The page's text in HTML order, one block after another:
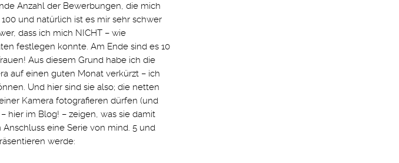
Anzahl der Bewerbungen, die mich
und natürlich ist es mir sehr schwer
dass ich mich NICHT – wie
festlegen konnte. Am Ende sind es 10
Aus diesem Grund habe ich die
auf einen guten Monat verkürzt – ich
Und hier sind sie also; die netten
Kamera fotografieren dürfen (und
hier im Blog! – zeigen, was sie damit
eine Serie von mind. 5 und
werde: